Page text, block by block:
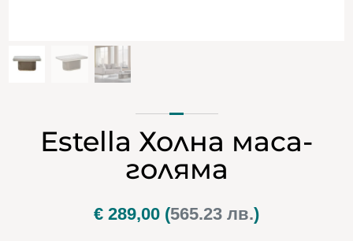
Estella Холна маса-
голяма
€ 289,00 (565.23 лв.)